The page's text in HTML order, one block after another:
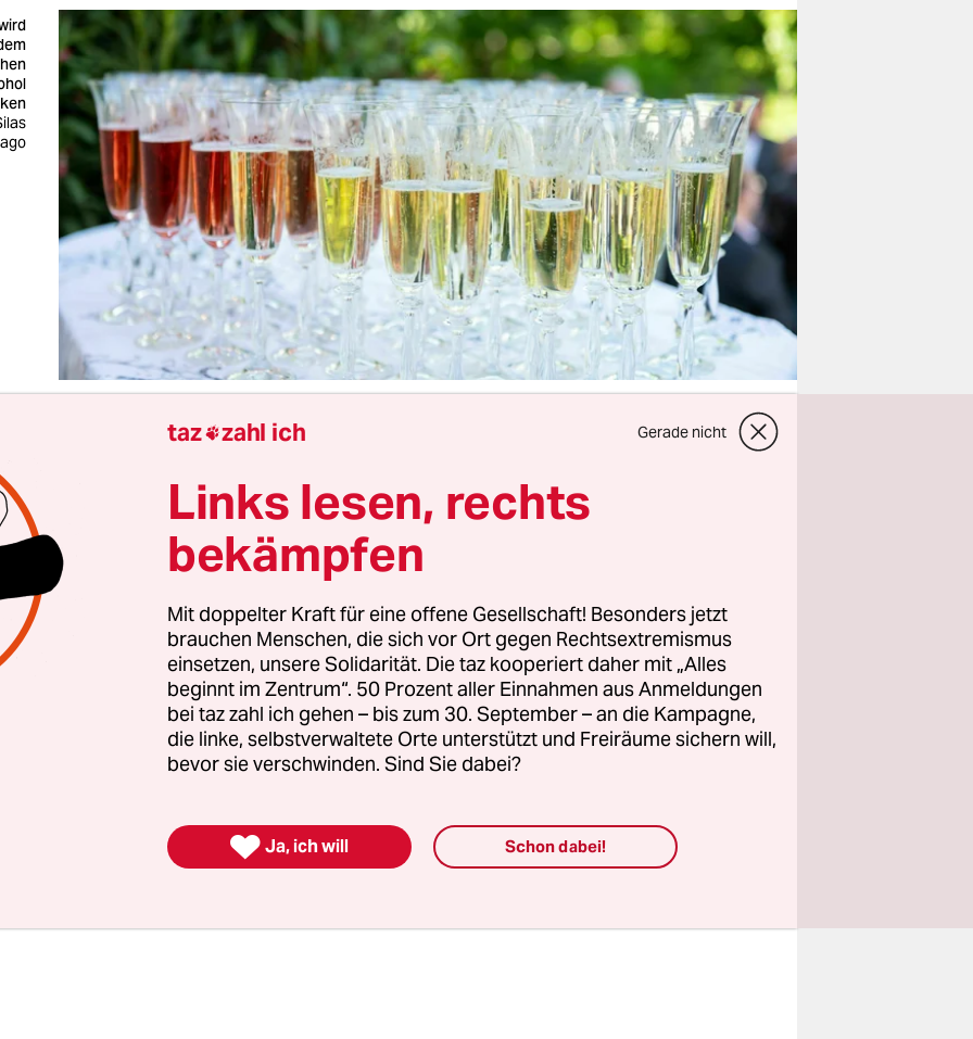
ja so was wie ein Volksgetränk. Kein Ereignis scheint ohne
Hopfen-Malz-Gebräu zu funzen. ZurEU-Wahl lockte die
aus Angst vor ausbleibenden Stimmen vielerorts mit
Urnen, es gibt den politischen Aschermittwoch, bei dem
nur so durchs Fernsehbild rauschen. Und es gibt die
zur EU-Wahl mit dem Slogan warb: Mut zur Dichtheit.
Deutsche trinkt durchschnittlich 88 Liter Bier im Jahr.
Folgen: Knapp 17 Milliarden Euro berappt die
jedes Jahr, wenn jemandkrank geschrieben ist, zur Reha,
nicht (mehr) arbeiten kann. Wohlgemerkt nicht,
mal so richtig die Korken knallen lässt, sondern wenn
taz zahl ich Gerade nicht
Links lesen, rechts
bekämpfen
Mit doppelter Kraft für eine offene Gesellschaft! Besonders jetzt
brauchen Menschen, die sich vor Ort gegen Rechtsextremismus
einsetzen, unsere Solidarität. Die taz kooperiert daher mit „Alles
beginnt im Zentrum“. 50 Prozent aller Einnahmen aus Anmeldungen
bei taz zahl ich gehen – bis zum 30. September – an die Kampagne,
die linke, selbstverwaltete Orte unterstützt und Freiräume sichern will,
bevor sie verschwinden. Sind Sie dabei?
 Ja, ich will Schon dabei!